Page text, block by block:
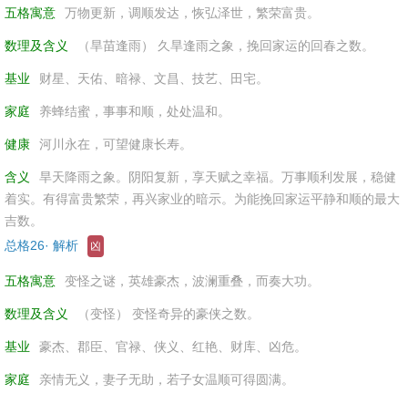
五格寓意 万物更新，调顺发达，恢弘泽世，繁荣富贵。
数理及含义 （旱苗逢雨） 久旱逢雨之象，挽回家运的回春之数。
基业 财星、天佑、暗禄、文昌、技艺、田宅。
家庭 养蜂结蜜，事事和顺，处处温和。
健康 河川永在，可望健康长寿。
含义
旱天降雨之象。阴阳复新，享天赋之幸福。万事顺利发展，稳健
着实。有得富贵繁荣，再兴家业的暗示。为能挽回家运平静和顺的最大
吉数。
总格26· 解析
凶
五格寓意 变怪之谜，英雄豪杰，波澜重叠，而奏大功。
数理及含义 （变怪） 变怪奇异的豪侠之数。
基业 豪杰、郡臣、官禄、侠义、红艳、财库、凶危。
家庭 亲情无义，妻子无助，若子女温顺可得圆满。